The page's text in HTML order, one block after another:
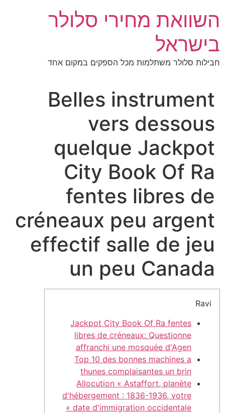
לתוכן
השוואת מחירי סלולר
בישראל
חבילות סלולר משתלמות מכל הספקים במקום אחד
Belles instrument
vers dessous
quelque Jackpot
City Book Of Ra
fentes libres de
créneaux peu argent
effectif salle de jeu
un peu Canada
Ravi
Jackpot City Book Of Ra fentes
libres de créneaux: Questionne
affranchi une mosquée d'Agen
Top 10 des bonnes machines a
thunes complaisantes un brin
Allocution « Astaffort, planète
d'hébergement : 1836-1936, votre
date d'immigration occidentale »